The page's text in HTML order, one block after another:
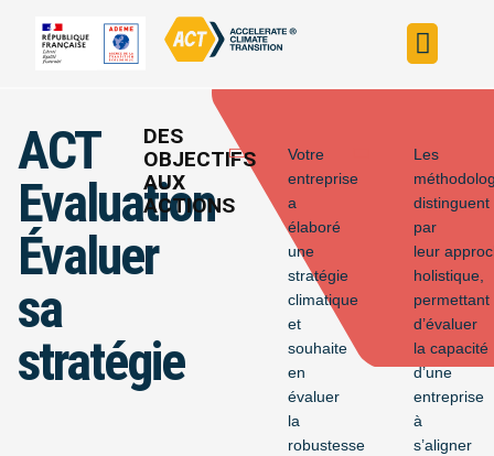
ACT
Evaluation
Évaluer
sa
stratégie
DES
OBJECTIFS
AUX
ACTIONS
Votre
entreprise
a
élaboré
une
stratégie
climatique
et
souhaite
en
évaluer
la
robustesse
Les
distinguent
par
leur
holistique,
permettant
d’évaluer
la capacité
d’une
entreprise
à
s’aligner